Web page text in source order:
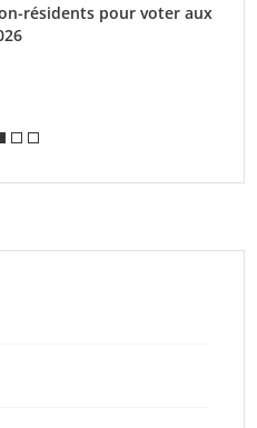
résidents pour voter aux